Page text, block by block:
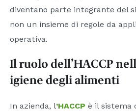
diventano parte integrante del
non un insieme di regole da
operativa.
Il ruolo dell’HACCP
igiene degli alimenti
In azienda, l’HACCP è il sistema